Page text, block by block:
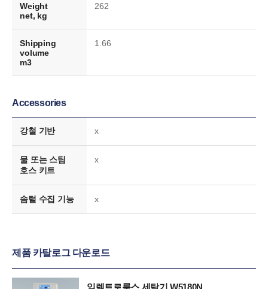
Weight
net, kg
262
Shipping
volume
m3
1.66
Accessories
강철 기반 x
물 또는 스팀
호스 키트
x
솜털 수집 기능 x
제품 카탈로그 다운로드